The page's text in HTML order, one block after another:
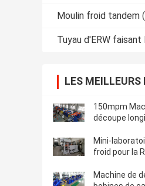
Moulin froid tandem
Tuyau d'ERW faisant
LES MEILLEURS
150mpm
découpe
Mini-
froid pour la
Machine de